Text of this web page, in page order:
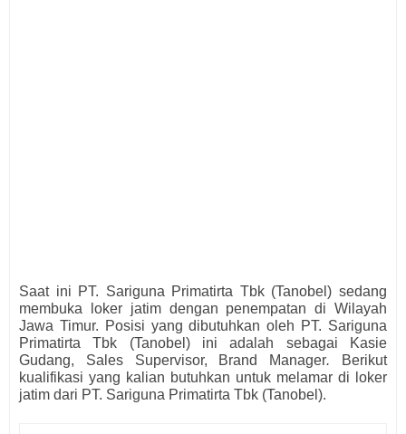
Saat ini PT. Sariguna Primatirta Tbk (Tanobel) sedang
membuka loker jatim dengan penempatan di Wilayah
Jawa Timur. Posisi yang dibutuhkan oleh PT. Sariguna
Primatirta Tbk (Tanobel)ini adalah sebagai Kasie
Gudang, Sales Supervisor, Brand Manager. Berikut
kualifikasi yang kalian butuhkan untuk melamar di loker
jatim dari PT. Sariguna Primatirta Tbk (Tanobel).